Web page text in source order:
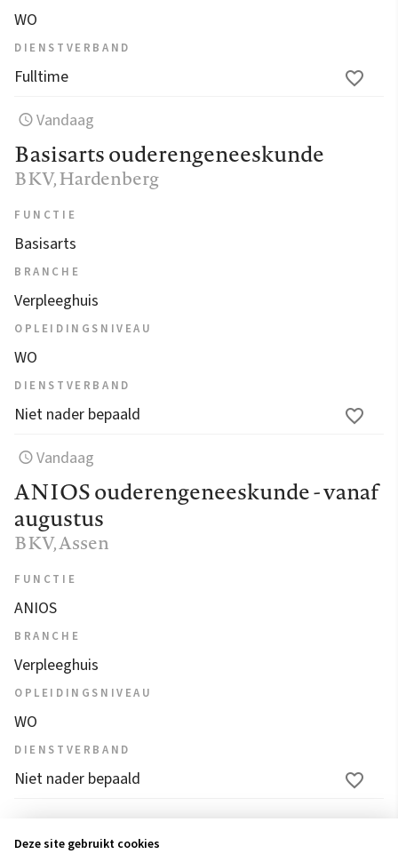
WO
DIENSTVERBAND
Fulltime
Vandaag
Basisarts ouderengeneeskunde
BKV, Hardenberg
FUNCTIE
Basisarts
BRANCHE
Verpleeghuis
OPLEIDINGSNIVEAU
WO
DIENSTVERBAND
Niet nader bepaald
Vandaag
ANIOS ouderengeneeskunde - vanaf
augustus
BKV, Assen
FUNCTIE
ANIOS
BRANCHE
Verpleeghuis
OPLEIDINGSNIVEAU
WO
DIENSTVERBAND
Niet nader bepaald
1 2 3
Deze site gebruikt cookies